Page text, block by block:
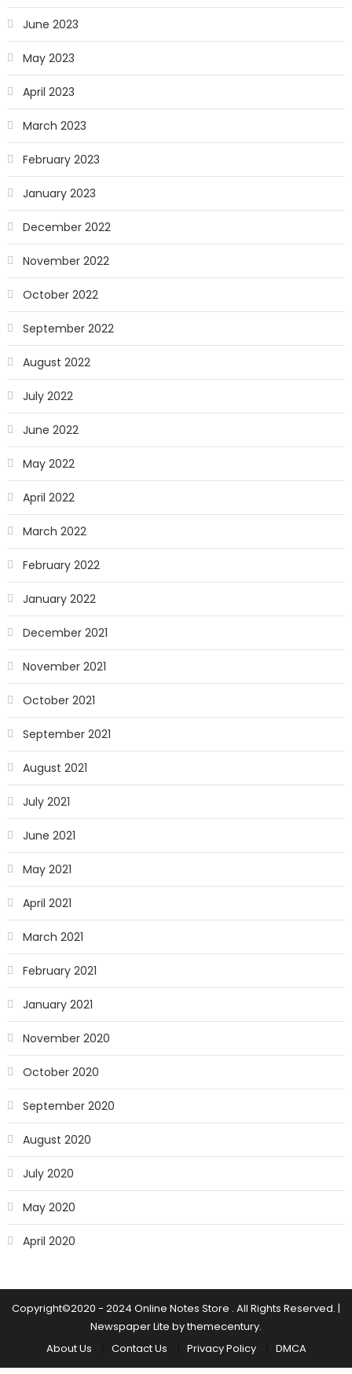
June 2023
May 2023
April 2023
March 2023
February 2023
January 2023
December 2022
November 2022
October 2022
September 2022
August 2022
July 2022
June 2022
May 2022
April 2022
March 2022
February 2022
January 2022
December 2021
November 2021
October 2021
September 2021
August 2021
July 2021
June 2021
May 2021
April 2021
March 2021
February 2021
January 2021
November 2020
October 2020
September 2020
August 2020
July 2020
May 2020
April 2020
Copyright©2020 - 2024 Online Notes Store . All Rights Reserved. |
Newspaper Lite bythemecentury.
About Us
Contact Us Privacy Policy DMCA